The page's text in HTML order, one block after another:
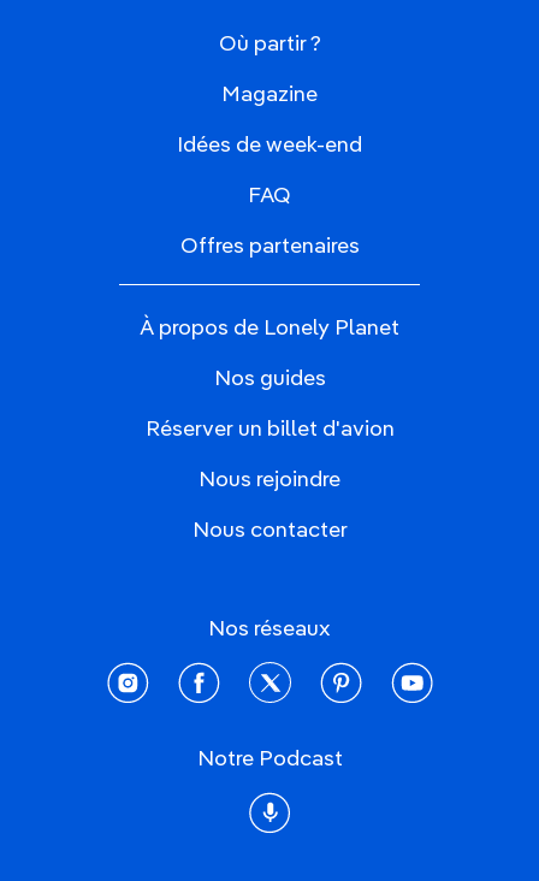
Où partir ?
Magazine
Idées de week-end
FAQ
Offres partenaires
À propos de Lonely Planet
Nos guides
Réserver un billet d'avion
Nous rejoindre
Nous contacter
Nos réseaux
instagramfacebooktwitter pinterestyoutube
Notre Podcast
Podcast